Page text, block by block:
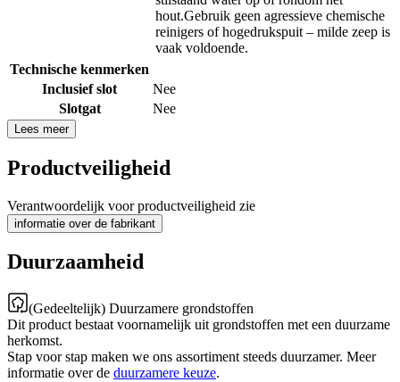
hout.Gebruik geen agressieve chemische
reinigers of hogedrukspuit – milde zeep is
vaak voldoende.
Technische kenmerken
Inclusief slot
Nee
Slotgat
Nee
Lees meer
Productveiligheid
Verantwoordelijk voor productveiligheid zie
informatie over de fabrikant
Duurzaamheid
(Gedeeltelijk) Duurzamere grondstoffen
Dit product bestaat voornamelijk uit grondstoffen met een duurzame
herkomst.
Stap voor stap maken we ons assortiment steeds duurzamer. Meer
informatie over de duurzamere keuze.